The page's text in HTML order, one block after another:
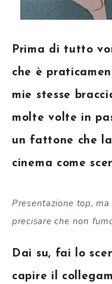
Prima di tutto
che è
mie stesse
molte volte in
un fattone che
cinema come
Presentazione top,
precisare che non
Dai su, fai lo
capire il